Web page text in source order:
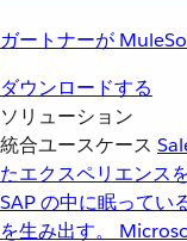
ガートナーが
ダウンロードする
ソリューション
統合ユースケース
たエクスペリエンス
SAP の中に眠ってい
を生み出す。